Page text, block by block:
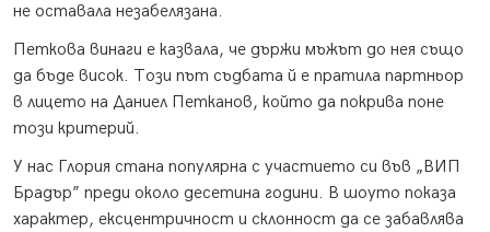
не оставала незабелязана.
Петкова винаги е казвала, че държи мъжът до нея също
да бъде висок. Този път съдбата й е пратила партньор
в лицето на Даниел Петканов, който да покрива поне
този критерий.
У нас Глория стана популярна с участието си във „ВИП
Брадър” преди около десетина години. В шоуто показа
характер, ексцентричност и склонност да се забавлява